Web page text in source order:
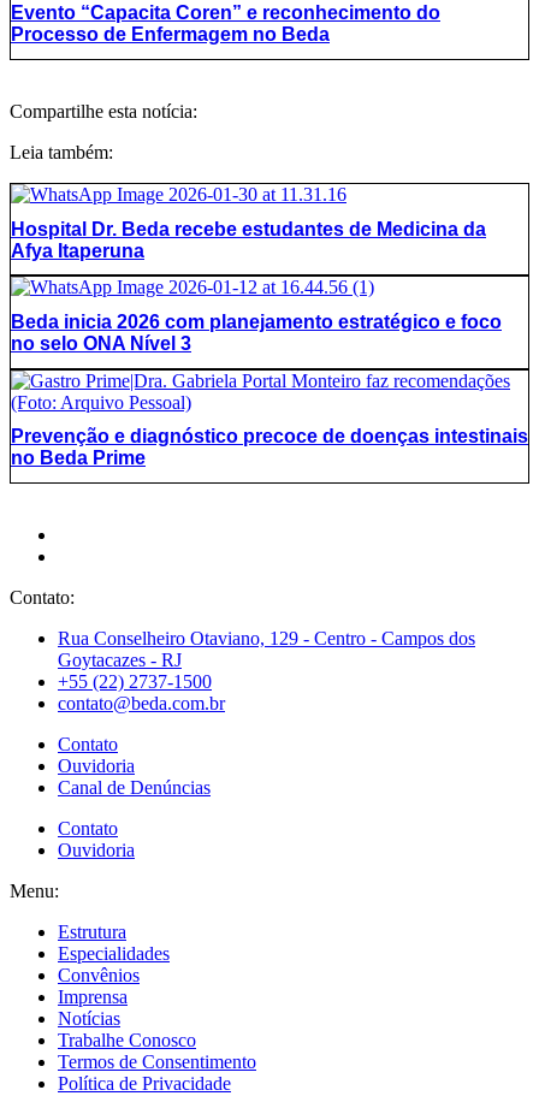
Evento “Capacita Coren” e reconhecimento do
Processo de Enfermagem no Beda
Compartilhe esta notícia:
Leia também:
Hospital Dr. Beda recebe estudantes de Medicina da
Afya Itaperuna
Beda inicia 2026 com planejamento estratégico e foco
no selo ONA Nível 3
Prevenção e diagnóstico precoce de doenças intestinais
no Beda Prime
Contato:
Rua Conselheiro Otaviano, 129 - Centro - Campos dos
Goytacazes - RJ
+55 (22) 2737-1500
contato@beda.com.br
Contato
Ouvidoria
Canal de Denúncias
Contato
Ouvidoria
Menu:
Estrutura
Especialidades
Convênios
Imprensa
Notícias
Trabalhe Conosco
Termos de Consentimento
Política de Privacidade